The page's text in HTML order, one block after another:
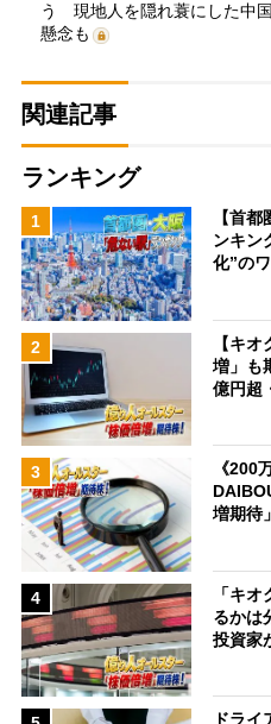
う 現地人を隠れ蓑にした中
懸念も
関連記事
ランキング
1
【首
ンキン
化”の
2
【キ
増」も
億円超
3
《200
増期待
4
「キ
るかは
投資家
ドラ